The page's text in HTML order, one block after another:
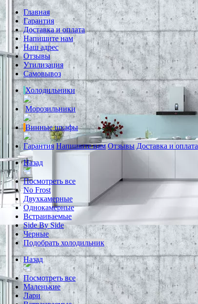
Главная
Гарантия
Доставка и оплата
Напишите нам
Наш адрес
Отзывы
Утилизация
Самовывоз
Холодильники
Морозильники
Винные шкафы
Гарантия Напишите нам Отзывы Доставка и оплата
Назад
Посмотреть все
No Frost
Двухкамерные
Однокамерные
Встраиваемые
Side By Side
Черные
Подобрать холодильник
Назад
Посмотреть все
Маленькие
Лари